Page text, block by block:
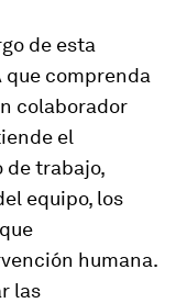
de esta
comprenda
colaborador
el
de trabajo,
equipo, los
humana.
las